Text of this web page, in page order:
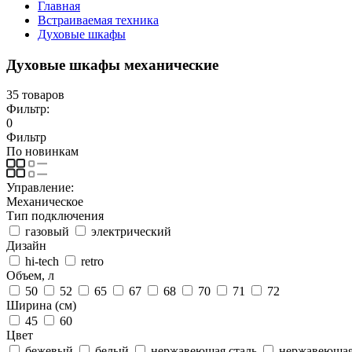
Главная
Встраиваемая техника
Духовые шкафы
Духовые шкафы механические
35 товаров
Фильтр:
0
Фильтр
По новинкам
Управление:
Механическое
Тип подключения
газовый
электрический
Дизайн
hi-tech
retro
Объем, л
50
52 65 67 68 70 71
72
Ширина (см)
45
60
Цвет